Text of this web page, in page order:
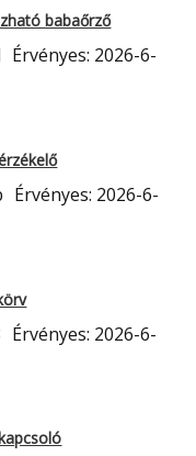
babaőrző
Érvényes: 2026-6-
Érvényes: 2026-6-
Érvényes: 2026-6-